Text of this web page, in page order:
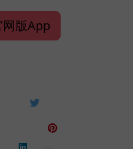
版App